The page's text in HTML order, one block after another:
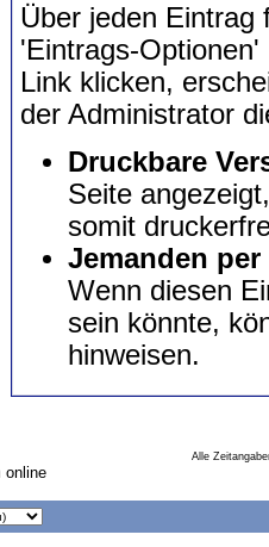
Über jeden Eintrag
'Eintrags-
Link klicken,
der Administrator
Druckbare
Seite
somit
Jemanden
Wenn diesen
sein könnte,
hinweisen.
Alle
online